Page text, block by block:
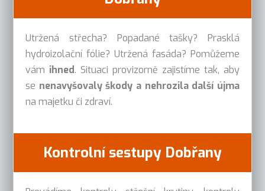
Utržená střecha? Popadané tašky? Prasklá
hydroizolační fólie? Utržená fasáda? Pomůžeme
vám ihned. Situaci provizorně zajistíme tak, aby
se nenavyšovaly škody a nehrozila další újma
na majetku či zdraví.
Kontrolní sestupy Dobřany